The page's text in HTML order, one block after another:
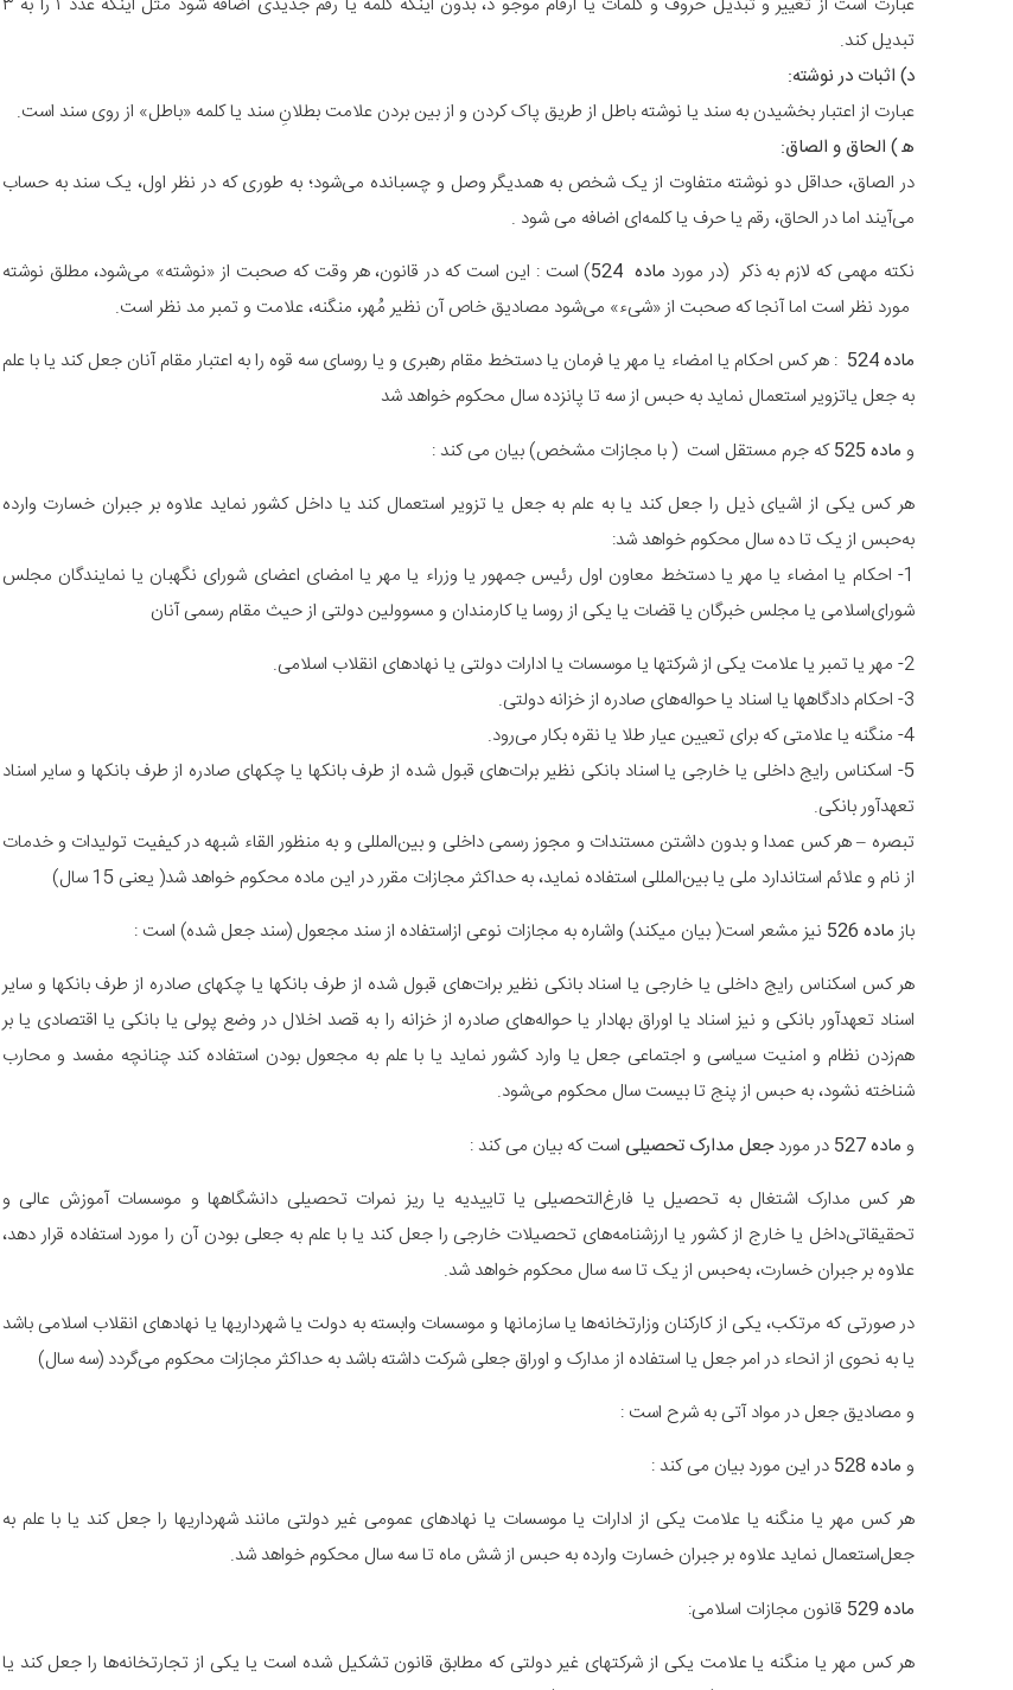
تبدیل کند.
د) اثبات در نوشته:
عبارت از اعتبار بخشیدن به سند یا نوشته باطل از طریق پاک کردن و از بین بردن علامت بطلانِ سند یا کلمه «باطل» از روی سند است.
ه‍ ) الحاق و الصاق:
در الصاق، حداقل دو نوشته متفاوت از یک شخص به همدیگر وصل و چسبانده می‌شود؛ به طوری که در نظر اول، یک سند به حساب
می‌آیند اما در الحاق، رقم یا حرف یا کلمه‌ای اضافه می شود .
نکته مهمی که لازم به ذکر (در مورد ماده 524
) است : این است که در قانون، هر وقت که صحبت از «نوشته» می‌شود، مطلق نوشته
مورد نظر است اما آنجا که صحبت از «شی‌ء» می‌شود مصادیق خاص آن نظیر مُهر، منگنه، علامت و تمبر مد نظر است.
ماده 524
: هر کس احکام یا امضاء یا مهر یا فرمان یا دستخط مقام رهبری و یا روسای سه قوه را به اعتبار مقام آنان جعل کند یا با علم
به جعل یا‌تزویر استعمال نماید به حبس از سه تا پانزده سال محکوم خواهد شد
و ماده 525
که جرم مستقل است ( با مجازات مشخص) بیان می کند :
هر کس یکی از اشیای ذیل را جعل کند یا به علم به جعل یا تزویر استعمال کند یا داخل کشور نماید علاوه بر جبران خسارت وارده
به‌حبس از یک تا ده سال محکوم خواهد شد:
1- احکام یا امضاء یا مهر یا دستخط معاون اول رئیس جمهور یا وزراء یا مهر یا امضای اعضای شورای نگهبان یا نمایندگان مجلس
شورای‌اسلامی یا مجلس خبرگان یا قضات یا یکی از روسا یا کارمندان و مسوولین دولتی از حیث مقام رسمی آنان
2- مهر یا تمبر یا علامت یکی از شرکتها یا موسسات یا ادارات دولتی یا نهادهای انقلاب اسلامی.
3- احکام دادگاهها یا اسناد یا حواله‌های صادره از خزانه دولتی.
4- منگنه یا علامتی که برای تعیین عیار طلا یا نقره بکار می‌رود.
5- اسکناس رایج داخلی یا خارجی یا اسناد بانکی نظیر برات‌های قبول شده از طرف بانکها یا چکهای صادره از طرف بانکها و سایر اسناد‌
تعهدآور بانکی.
تبصره – هر کس عمدا و بدون داشتن مستندات و مجوز رسمی داخلی و بین‌المللی و به منظور القاء شبهه در کیفیت تولیدات و خدمات
از نام و‌ علائم استاندارد ملی یا بین‌المللی استفاده نماید، به حداکثر مجازات مقرر در این ماده محکوم خواهد شد( یعنی 15 سال)
بازماده 526
نیز مشعر است( بیان میکند) واشاره به مجازات نوعی ازاستفاده از سند مجعول (سند جعل شده) است :
هر کس اسکناس رایج داخلی یا خارجی یا اسناد بانکی نظیر برات‌های قبول شده از طرف بانکها یا چکهای صادره از طرف بانکها و‌ سایر
اسناد تعهدآور بانکی و نیز اسناد یا اوراق بهادار یا حواله‌های صادره از خزانه را به قصد اخلال در وضع پولی یا بانکی یا اقتصادی یا بر
هم‌زدن نظام‌ و امنیت سیاسی و اجتماعی جعل یا وارد کشور نماید یا با علم به مجعول بودن استفاده کند چنانچه مفسد و محارب
شناخته نشود، به حبس از پنج تا‌ بیست سال محکوم می‌شود.
و ماده 527 در موردجعل مدارک تحصیلی است که بیان می کند :
هر کس مدارک اشتغال به تحصیل یا فارغ‌التحصیلی یا تاییدیه یا ریز نمرات تحصیلی دانشگاهها و موسسات آموزش عالی و
تحقیقاتی‌داخل یا خارج از کشور یا ارزشنامه‌های تحصیلات خارجی را جعل کند یا با علم به جعلی بودن آن را مورد استفاده قرار دهد،
علاوه بر جبران خسارت، به‌حبس از یک تا سه سال محکوم خواهد شد.
‌در صورتی که مرتکب، یکی از کارکنان وزارتخانه‌ها یا سازمانها و موسسات وابسته به دولت یا شهرداریها یا نهادهای انقلاب اسلامی باشد
یا به‌ نحوی از انحاء در امر جعل یا استفاده از مدارک و اوراق جعلی شرکت داشته باشد به حداکثر مجازات محکوم می‌گردد (سه سال)
و مصادیق جعل در مواد آتی به شرح است :
و ماده 528
در این مورد بیان می کند :
هر کس مهر یا منگنه یا علامت یکی از ادارات یا موسسات یا نهادهای عمومی غیر دولتی مانند شهرداریها را جعل کند یا با علم به
جعل‌استعمال نماید علاوه بر جبران خسارت وارده به حبس از شش ماه تا سه سال محکوم خواهد شد.
ماده 529
قانون مجازات اسلامی:
هر کس مهر یا منگنه یا علامت یکی از شرکتهای غیر دولتی که مطابق قانون تشکیل شده است یا یکی از تجارتخانه‌ها را جعل کند یا